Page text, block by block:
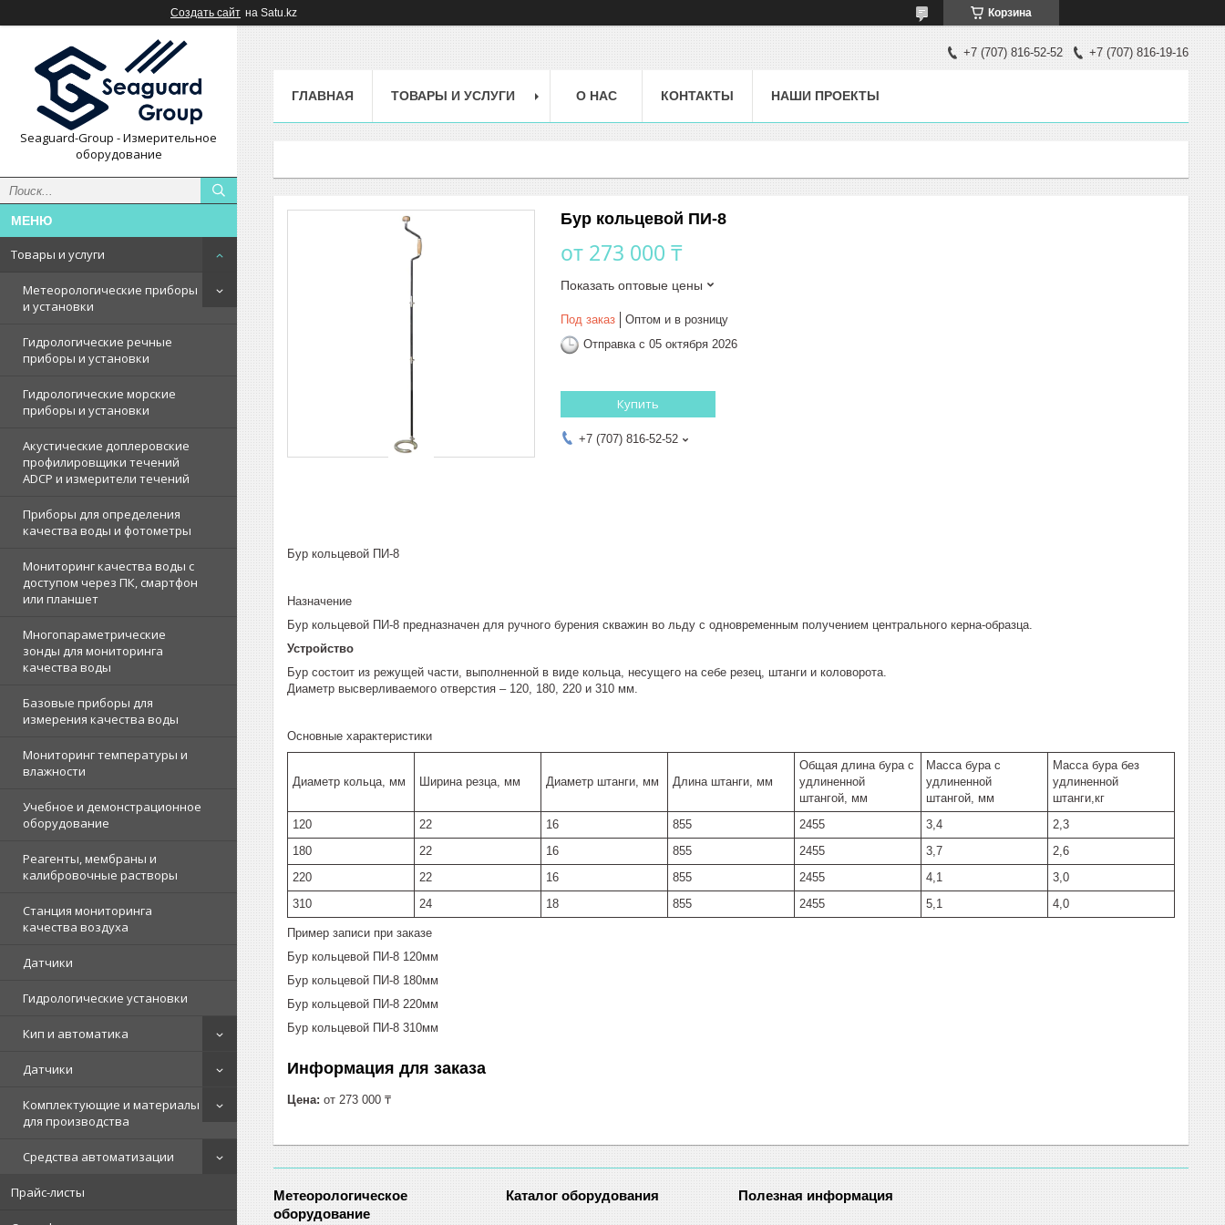
Создать сайт на Satu.kz Корзина
Seaguard-Group - Измерительное
оборудование
Товары и услуги
Метеорологические приборы
и установки
Гидрологические речные
приборы и установки
Гидрологические морские
приборы и установки
Акустические доплеровские
профилировщики течений
ADCP и измерители течений
Приборы для определения
качества воды и фотометры
Мониторинг качества воды с
доступом через ПК, смартфон
или планшет
Многопараметрические
зонды для мониторинга
качества воды
Базовые приборы для
измерения качества воды
Мониторинг температуры и
влажности
Учебное и демонстрационное
оборудование
Реагенты, мембраны и
калибровочные растворы
Станция мониторинга
качества воздуха
Датчики
Гидрологические установки
Кип и автоматика
Датчики
Комплектующие и материалы
для производства
Средства автоматизации
Прайс-листы
+7 (707) 816-52-52 +7 (707) 816-19-16
ГЛАВНАЯ ТОВАРЫ И УСЛУГИ О НАС КОНТАКТЫ НАШИ ПРОЕКТЫ
Бур кольцевой ПИ-8
от 273 000 ₸
Показать оптовые цены
Под заказ
Оптом и в розницу
Отправка с 05 октября 2026
Купить
+7 (707) 816-52-52
Бур кольцевой ПИ-8
Назначение
Бур кольцевой ПИ-8 предназначен для ручного бурения скважин во льду с одновременным получением центрального керна-образца.
Устройство
Бур состоит из режущей части, выполненной в виде кольца, несущего на себе резец, штанги и коловорота.
Диаметр высверливаемого отверстия – 120, 180, 220 и 310 мм.
Основные характеристики
Диаметр кольца, мм Ширина резца, мм Диаметр штанги, мм Длина штанги, мм
Общая длина бура с
удлиненной
штангой, мм
Масса бура с
удлиненной
штангой, мм
Масса бура без
удлиненной
штанги,кг
120
22 16 855 2455 3,4
2,3
180
22 16 855 2455 3,7
2,6
220
22 16 855 2455 4,1
3,0
310
24 18 855 2455 5,1 4,0
Пример записи при заказе
Бур кольцевой ПИ-8 120мм
Бур кольцевой ПИ-8 180мм
Бур кольцевой ПИ-8 220мм
Бур кольцевой ПИ-8 310мм
Информация для заказа
Цена: от 273 000 ₸
Метеорологическое
оборудование
Каталог оборудования Полезная информация